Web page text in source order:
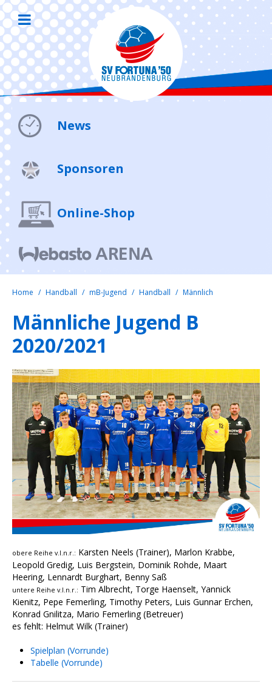
News
Sponsoren
Online-Shop
Home Handball mB-Jugend Handball Männlich
Männliche Jugend B
2020/2021
obere Reihe v.l.n.r.: Karsten Neels (Trainer), Marlon Krabbe,
Leopold Gredig, Luis Bergstein, Dominik Rohde, Maart
Heering, Lennardt Burghart, Benny Saß
untere Reihe v.l.n.r.: Tim Albrecht, Torge Haenselt, Yannick
Kienitz, Pepe Femerling, Timothy Peters, Luis Gunnar Erchen,
Konrad Gnilitza, Mario Femerling (Betreuer)
es fehlt: Helmut Wilk (Trainer)
Spielplan (Vorrunde)
Tabelle (Vorrunde)